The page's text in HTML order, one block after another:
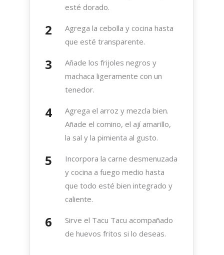
esté dorado.
Agrega la cebolla y cocina hasta
que esté transparente.
Añade los frijoles negros y
machaca ligeramente con un
tenedor.
Agrega el arroz y mezcla bien.
Añade el comino, el ají amarillo,
la sal y la pimienta al gusto.
Incorpora la carne desmenuzada
y cocina a fuego medio hasta
que todo esté bien integrado y
caliente.
Sirve el Tacu Tacu acompañado
de huevos fritos si lo deseas.